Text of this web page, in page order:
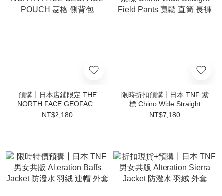
預購┃日本店鋪限定 THE
NORTH FACE GEOFACE
POUCH 菱格 側背包
NT$2,180
限時折扣預購┃日本 TNF 紫
標 Chino Wide Straight
Field Pants 寬鬆 直筒 長褲
NT$7,180